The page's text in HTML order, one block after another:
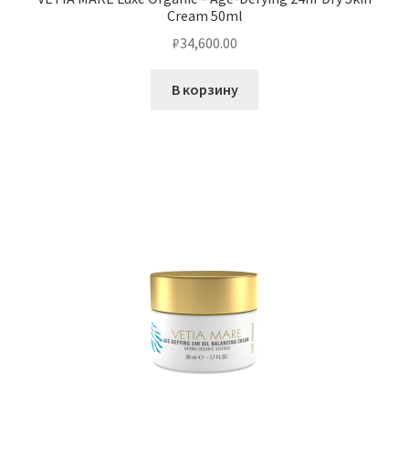
Cream 50ml
₽34,600.00
В корзину